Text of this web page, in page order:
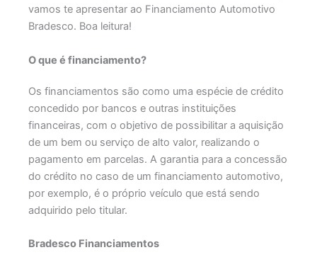
vamos te apresentar ao Financiamento Automotivo
Bradesco. Boa leitura!
O que é financiamento?
Os financiamentos são como uma espécie de crédito
concedido por bancos e outras instituições
financeiras, com o objetivo de possibilitar a aquisição
de um bem ou serviço de alto valor, realizando o
pagamento em parcelas. A garantia para a concessão
do crédito no caso de um financiamento automotivo,
por exemplo, é o próprio veículo que está sendo
adquirido pelo titular.
Bradesco Financiamentos